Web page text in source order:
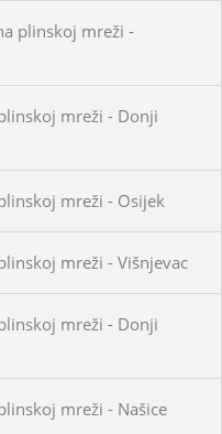
plinskoj mreži -
mreži - Donji
mreži - Osijek
mreži - Višnjevac
mreži - Donji
mreži - Našice